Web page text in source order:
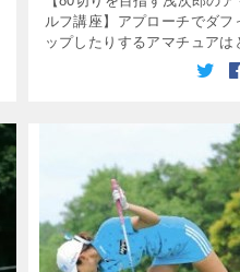
ルフ講座】アプローチでダフ
ップしたりするアマチュアは
い。そのミスの原因のほとん
ち」。じゃあ、手打ちになら